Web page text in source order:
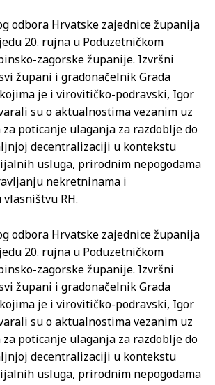
odbora Hrvatske zajednice županija
20. rujna u Poduzetničkom
zagorske županije. Izvršni
župani i gradonačelnik Grada
je i virovitičko-podravski, Igor
su o aktualnostima vezanim uz
poticanje ulaganja za razdoblje do
decentralizaciji u kontekstu
usluga, prirodnim nepogodama
nekretninama i
RH.
odbora Hrvatske zajednice županija
20. rujna u Poduzetničkom
zagorske županije. Izvršni
župani i gradonačelnik Grada
je i virovitičko-podravski, Igor
su o aktualnostima vezanim uz
poticanje ulaganja za razdoblje do
decentralizaciji u kontekstu
usluga, prirodnim nepogodama